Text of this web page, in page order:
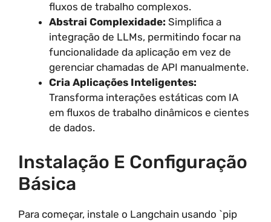
fluxos de trabalho complexos.
Abstrai Complexidade: Simplifica a
integração de LLMs, permitindo focar na
funcionalidade da aplicação em vez de
gerenciar chamadas de API manualmente.
Cria Aplicações Inteligentes:
Transforma interações estáticas com IA
em fluxos de trabalho dinâmicos e cientes
de dados.
Instalação E Configuração
Básica
Para começar, instale o Langchain usando `pip